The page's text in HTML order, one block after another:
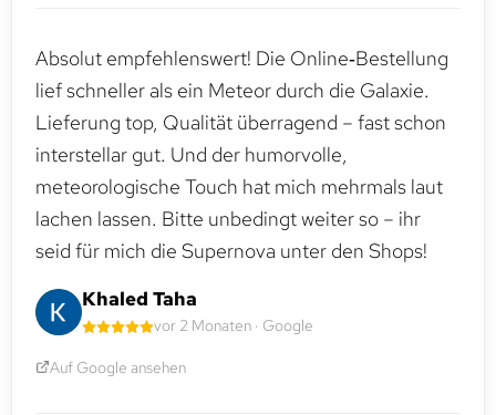
Absolut empfehlenswert! Die Online‑Bestellung
lief schneller als ein Meteor durch die Galaxie.
Lieferung top, Qualität überragend – fast schon
interstellar gut. Und der humorvolle,
meteorologische Touch hat mich mehrmals laut
lachen lassen. Bitte unbedingt weiter so – ihr
seid für mich die Supernova unter den Shops!
Khaled Taha
vor 2 Monaten · Google
Auf Google ansehen